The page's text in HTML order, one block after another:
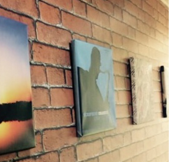
イ
ン】
|
ベ
ー・
成
業
か